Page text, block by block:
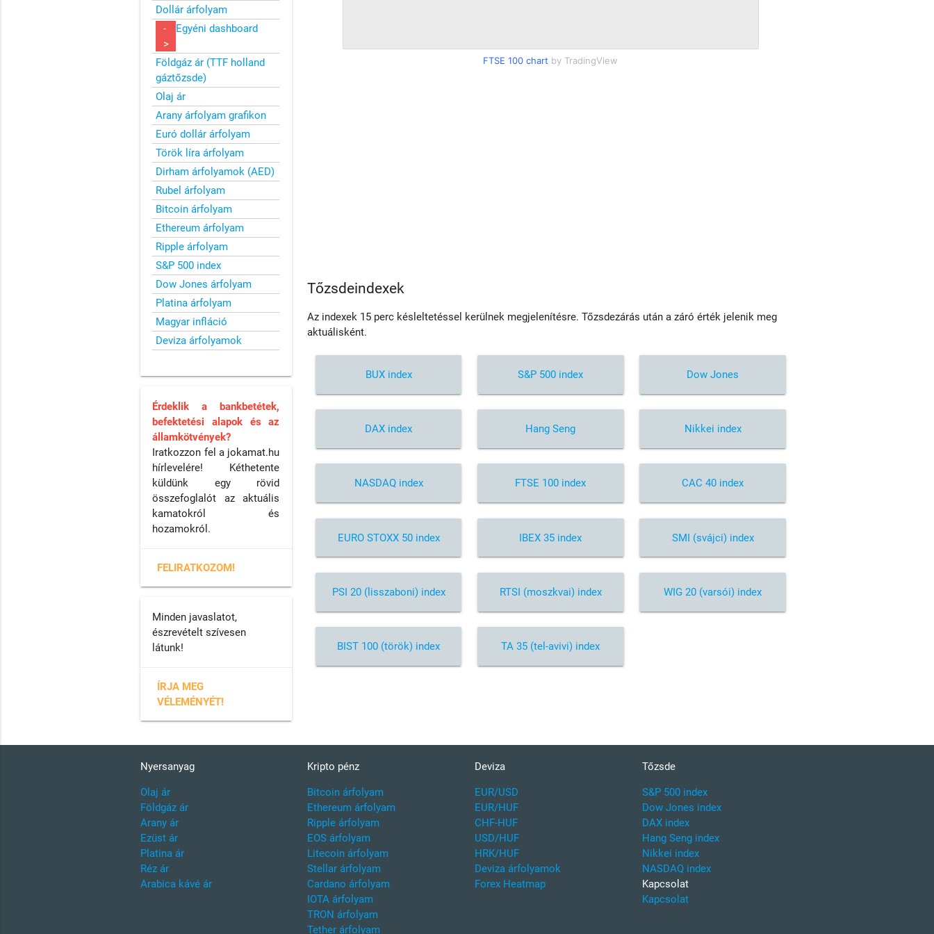
FTSE 100 chart by TradingView
Tőzsdeindexek
Az indexek 15 perc késleltetéssel kerülnek megjelenítésre. Tőzsdezárás után a záró érték jelenik meg
aktuálisként.
BUX index S&P 500 index Dow Jones
DAX index Hang Seng Nikkei index
NASDAQ index FTSE 100 index CAC 40 index
EURO STOXX 50 index IBEX 35 index SMI (svájci) index
PSI 20 (lisszaboni) index RTSI (moszkvai) index WIG 20 (varsói) index
BIST 100 (török) index TA 35 (tel-avivi) index
Dollár árfolyam
-
>
Egyéni dashboard
Földgáz ár (TTF holland
gáztőzsde)
Olaj ár
Arany árfolyam grafikon
Euró dollár árfolyam
Török líra árfolyam
Dirham árfolyamok (AED)
Rubel árfolyam
Bitcoin árfolyam
Ethereum árfolyam
Ripple árfolyam
S&P 500 index
Dow Jones árfolyam
Platina árfolyam
Magyar infláció
Deviza árfolyamok
Érdeklik a bankbetétek,
befektetési alapok és az
államkötvények?
Iratkozzon fel a jokamat.hu
hírlevelére! Kéthetente
küldünk egy rövid
összefoglalót az aktuális
kamatokról és
hozamokról.
FELIRATKOZOM!
Minden javaslatot,
észrevételt szívesen
látunk!
ÍRJA MEG
VÉLEMÉNYÉT!
Nyersanyag
Olaj ár
Földgáz ár
Arany ár
Ezüst ár
Platina ár
Réz ár
Arabica kávé ár
Kripto pénz
Bitcoin árfolyam
Ethereum árfolyam
Ripple árfolyam
EOS árfolyam
Litecoin árfolyam
Stellar árfolyam
Cardano árfolyam
IOTA árfolyam
TRON árfolyam
Tether árfolyam
Deviza
EUR/USD
EUR/HUF
CHF-HUF
USD/HUF
HRK/HUF
Deviza árfolyamok
Forex Heatmap
Tőzsde
S&P 500 index
Dow Jones index
DAX index
Hang Seng index
Nikkei index
NASDAQ index
Kapcsolat
Kapcsolat